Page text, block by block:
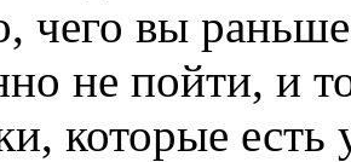
чего вы
не пойти, и
которые есть